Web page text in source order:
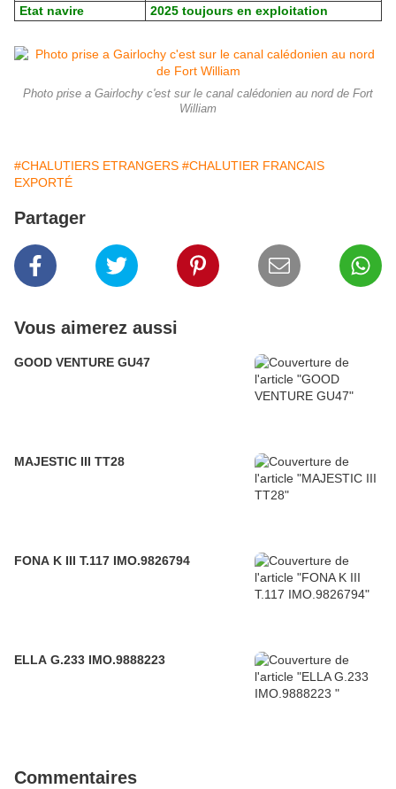
Etat navire
2025 toujours en exploitation
Photo prise a Gairlochy c'est sur le canal calédonien au nord de Fort
William
#CHALUTIERS ETRANGERS #CHALUTIER FRANCAIS
EXPORTÉ
Partager
Vous aimerez aussi
GOOD VENTURE GU47
MAJESTIC III TT28
FONA K III T.117 IMO.9826794
ELLA G.233 IMO.9888223
Commentaires